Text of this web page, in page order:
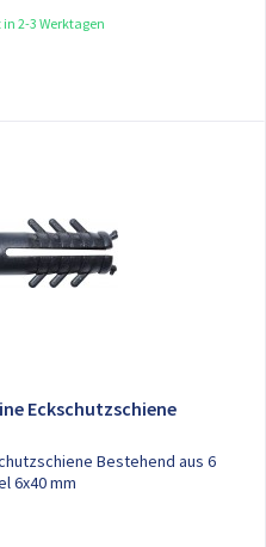
2-3 Werktagen
Eckschutzschiene
Bestehend aus 6
6x40 mm